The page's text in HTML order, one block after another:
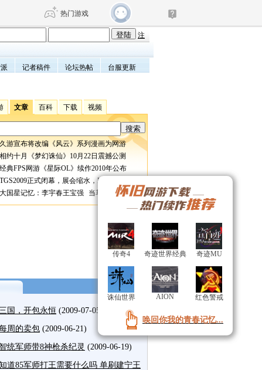
热门游戏
DNF 传奇4
剑网3旗舰版 新天龙八部
诛仙世界 仙剑世界
注
记者稿件 论坛热帖 台服更新
文章 百科 下载 视频
久游宣布将改编《风云》系列漫画为网游
相约十月《梦幻诛仙》10月22日震撼公测
经典FPS网游《星际OL》续作2010年公布
TGS2009正式闭幕，展会缩水，EA缺席
大国星记忆：李宇春王宝强 当草根成为偶像
国，开包永恒 (2009-07-05)
周的卖包 (2009-06-21)
统军师带8神枪杀纪灵 (2009-06-19)
道85军师打王需要什么吗 单刷建宁王
传奇4 奇迹世界经典 奇迹MU
诛仙世界 AION 红色警戒
唤回你我的青春记忆...
传奇4 奇迹世界经典 奇迹MU
诛仙世界 AION 红色警戒
唤回你我的青春记忆...